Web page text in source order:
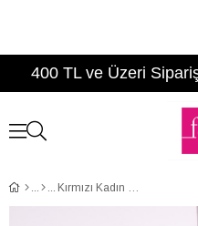
400 TL ve Üzeri
Kırmızı Kadın Topuklu Ayakkabı D854620002